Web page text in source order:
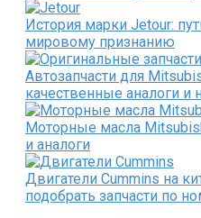
История марки Jetour:
мировому признанию
Автозапчасти для
качественные аналоги и
Моторные масла
и аналоги
Двигатели Cummins на
подобрать запчасти по